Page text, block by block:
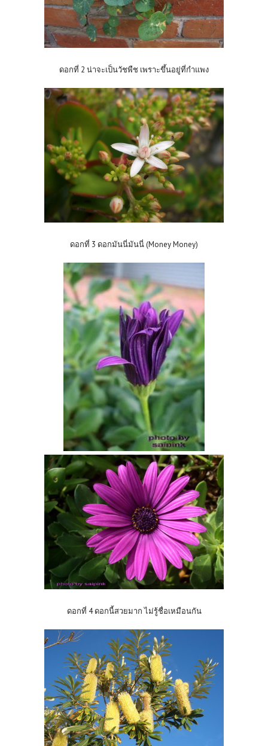
ดอกที่ 2 น่าจะเป็นวัชพืช เพราะขึ้นอยู่ที่กำแพง
ดอกที่ 3 ดอกมันนี่มันนี่ (Money Money)
ดอกที่ 4 ดอกนี้สวยมาก ไม่รู้ชื่อเหมือนกัน